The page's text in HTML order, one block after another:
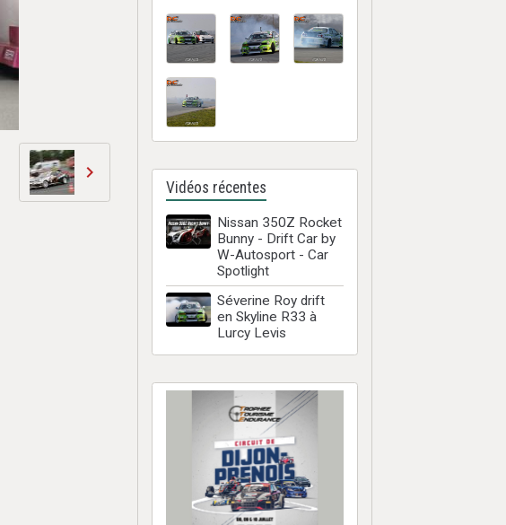
Vidéos récentes
Nissan 350Z Rocket
Bunny - Drift Car by
W-Autosport - Car
Spotlight
Séverine Roy drift
en Skyline R33 à
Lurcy Levis